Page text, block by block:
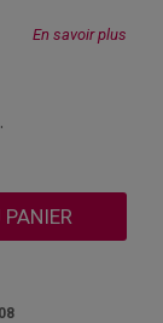
En savoir plus